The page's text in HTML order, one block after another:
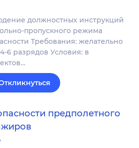
должностных инструкций
пропускного режима
Требования: желательно
6 разрядов Условия: в
предполетного